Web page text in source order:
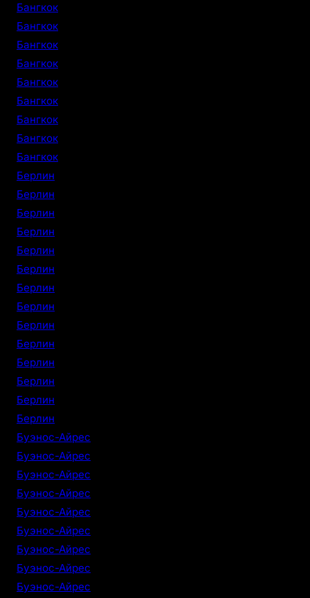
Бангкок
Бангкок
Бангкок
Бангкок
Бангкок
Бангкок
Бангкок
Бангкок
Бангкок
Берлин
Берлин
Берлин
Берлин
Берлин
Берлин
Берлин
Берлин
Берлин
Берлин
Берлин
Берлин
Берлин
Берлин
Буэнос-Айрес
Буэнос-Айрес
Буэнос-Айрес
Буэнос-Айрес
Буэнос-Айрес
Буэнос-Айрес
Буэнос-Айрес
Буэнос-Айрес
Буэнос-Айрес